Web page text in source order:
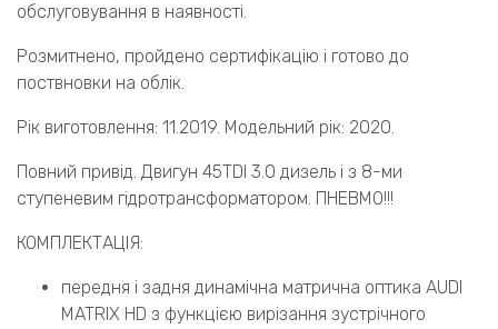
обслуговування в наявності.
Розмитнено, пройдено сертифікацію і готово до
поствновки на облік.
Рік виготовлення: 11.2019. Модельний рік: 2020.
Повний привід. Двигун 45TDI 3.0 дизель і з 8-ми
ступеневим гідротрансформатором. ПНЕВМО!!!
КОМПЛЕКТАЦІЯ:
передня і задня динамічна матрична оптика AUDI
MATRIX HD з функцією вирізання зустрічного